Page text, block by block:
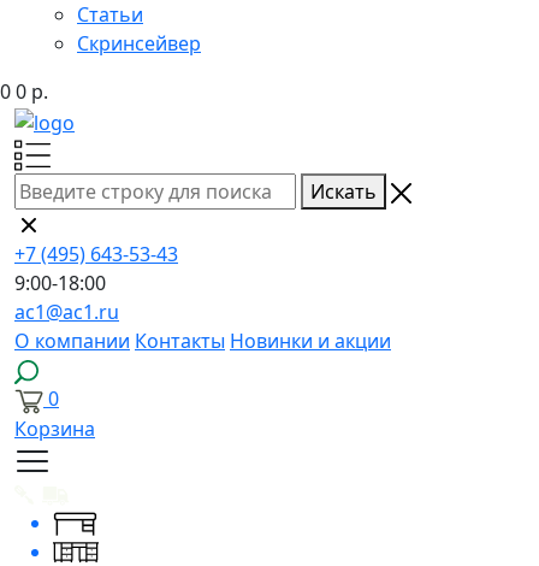
Статьи
Скринсейвер
00 р.
Искать
+7 (495) 643-53-43
9:00-18:00
ac1@ac1.ru
О компании Контакты Новинки и акции
0
Корзина